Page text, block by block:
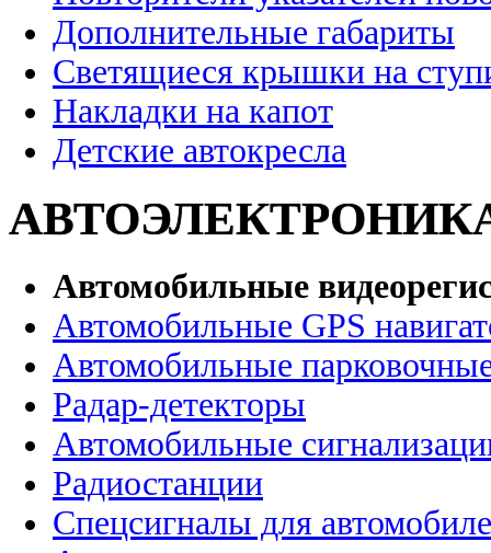
Дополнительные габариты
Светящиеся крышки на
Накладки на капот
Детские автокресла
Автомобильные
Автомобильные GPS
Автомобильные
Радар-детекторы
Автомобильные
Радиостанции
Спецсигналы для